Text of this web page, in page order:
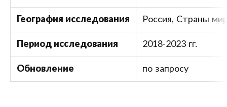
География исследования Россия, Страны
Период исследования 2018-2023 гг.
Обновление по запросу